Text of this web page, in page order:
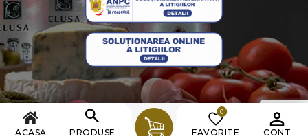
ACASA PRODUSE CONT
FAVORITE
0
Copyright © 2026 Clusa. Toate drepturile rezervate.